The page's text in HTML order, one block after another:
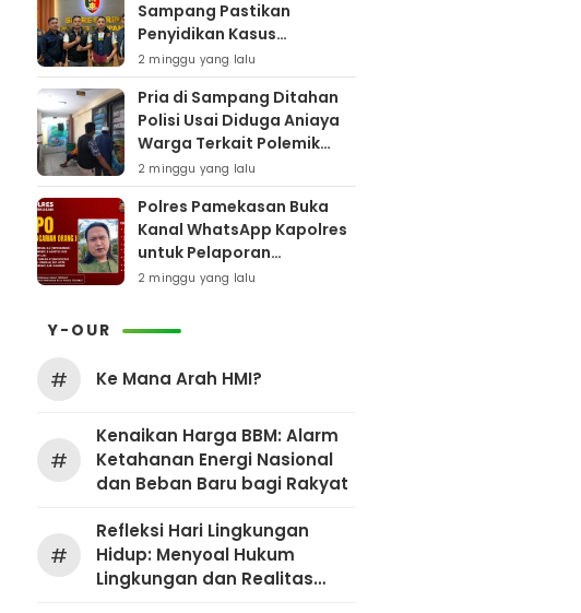
Sampang Pastikan
Penyidikan Kasus
Rudapaksa Anak Berjalan
Sesuai Fakta Hukum
2 minggu yang lalu
Pria di Sampang Ditahan
Polisi Usai Diduga Aniaya
Warga Terkait Polemik
Bansos
2 minggu yang lalu
Polres Pamekasan Buka
Kanal WhatsApp Kapolres
untuk Pelaporan
Keberadaan DPO AEF
2 minggu yang lalu
Y-OUR
# Ke Mana Arah HMI?
#
Kenaikan Harga BBM: Alarm
Ketahanan Energi Nasional
dan Beban Baru bagi Rakyat
#
Refleksi Hari Lingkungan
Hidup: Menyoal Hukum
Lingkungan dan Realitas